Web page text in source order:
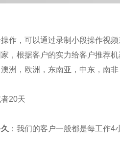
操作，可以通过录制小段操作视
家，根据客户的实力给客户推荐
澳洲，欧洲，东南亚，中东，南
者20天
：我们的客户一般都是每工作